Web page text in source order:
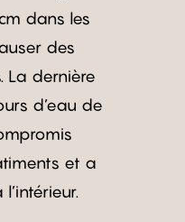
dans les
des
La dernière
d’eau de
et a